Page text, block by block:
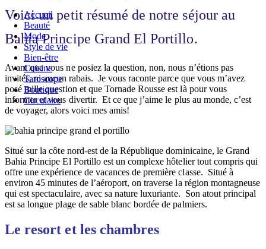
Accueil
Beauté
Mode
Style de vie
Bien-être
Cuisine
Taroscope
Boutique
Circulaire
Voici un petit résumé de notre séjour au
Bahia Principe Grand El Portillo.
Avant que vous ne posiez la question, non, nous n’étions pas
invités, ni aucun rabais. Je vous raconte parce que vous m’avez
posé mille question et que Tornade Rousse est là pour vous
informer et vous divertir. Et ce que j’aime le plus au monde, c’est
de voyager, alors voici mes amis!
Situé sur la côte nord-est de la République dominicaine, le Grand
Bahia Principe El Portillo est un complexe hôtelier tout compris qui
offre une expérience de vacances de première classe. Situé à
environ 45 minutes de l’aéroport, on traverse la région montagneuse
qui est spectaculaire, avec sa nature luxuriante. Son atout principal
est sa longue plage de sable blanc bordée de palmiers.
Le resort et les chambres